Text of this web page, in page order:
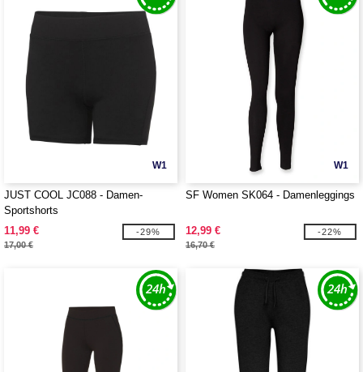
W1
JUST COOL JC088 - Damen-
Sportshorts
11,99 €
17,00 €
-29%
W1
SF Women SK064 - Damenleggings
12,99 €
16,70 €
-22%